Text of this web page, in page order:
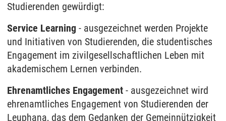
Studierenden gewürdigt:
Service Learning - ausgezeichnet werden Projekte
und Initiativen von Studierenden, die studentisches
Engagement im zivilgesellschaftlichen Leben mit
akademischem Lernen verbinden.
Ehrenamtliches Engagement - ausgezeichnet wird
ehrenamtliches Engagement von Studierenden der
Leuphana, das dem Gedanken der Gemeinnützigkeit